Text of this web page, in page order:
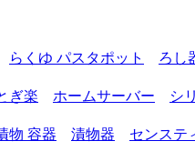
らくゆ パスタポット
ろし
ぎ楽 ホームサーバー
シ
物 容器 漬物器 センステ